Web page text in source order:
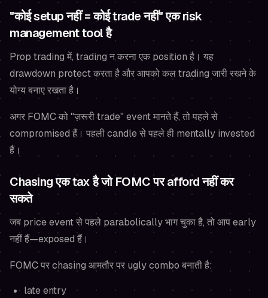
"कोई setup नहीं = कोई trade नहीं" एक risk
management tool है
Prop trading में, trading न करना एक position है। यह
drawdown protect करता है और आपको कल trading जारी रखने के
योग्य बनाए रखता है।
अगर FOMC को "ज़रूरी trade" event मानते हैं, तो पहले से
compromised हैं। पहली candle से पहले ही mentally invested
हैं।
Chasing एक tax है जो FOMC पर afford नहीं कर
सकते
जब price event से पहले parabolically भाग चुका है, तो आप early
नहीं हैं—exposed हैं।
FOMC पर chasing आमतौर पर ugly combo बनाती है:
late entry